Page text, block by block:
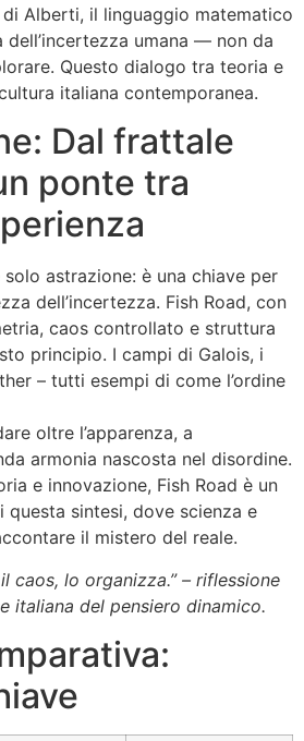
Alberti, il linguaggio matematico
umana — non da
Questo dialogo tra teoria e
italiana contemporanea.
Dal frattale
ponte tra
astrazione: è una chiave per
dell’incertezza. Fish Road, con
caos controllato e struttura
principio. I campi di Galois, i
– tutti esempi di come l’ordine
oltre l’apparenza, a
armonia nascosta nel disordine.
e innovazione, Fish Road è un
sintesi, dove scienza e
il mistero del reale.
il caos, lo organizza.” – riflessione
italiana del pensiero dinamico.